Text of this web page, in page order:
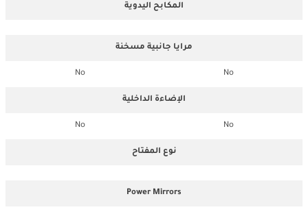
المكابح اليدوية
مرايا جانبية مسخنة
No
No
الإضاءة الداخلية
No
No
نوع المفتاح
Power Mirrors